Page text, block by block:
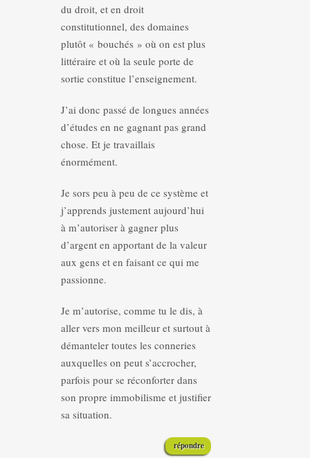
du droit, et en droit
constitutionnel, des domaines
plutôt « bouchés » où on est plus
littéraire et où la seule porte de
sortie constitue l’enseignement.
J’ai donc passé de longues années
d’études en ne gagnant pas grand
chose. Et je travaillais
énormément.
Je sors peu à peu de ce système et
j’apprends justement aujourd’hui
à m’autoriser à gagner plus
d’argent en apportant de la valeur
aux gens et en faisant ce qui me
passionne.
Je m’autorise, comme tu le dis, à
aller vers mon meilleur et surtout à
démanteler toutes les conneries
auxquelles on peut s’accrocher,
parfois pour se réconforter dans
son propre immobilisme et justifier
sa situation.
répondre